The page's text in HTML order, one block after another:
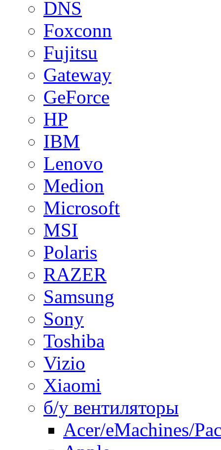
DNS
Foxconn
Fujitsu
Gateway
GeForce
HP
IBM
Lenovo
Medion
Microsoft
MSI
Polaris
RAZER
Samsung
Sony
Toshiba
Vizio
Xiaomi
б/у вентиляторы
Acer/eMachines/